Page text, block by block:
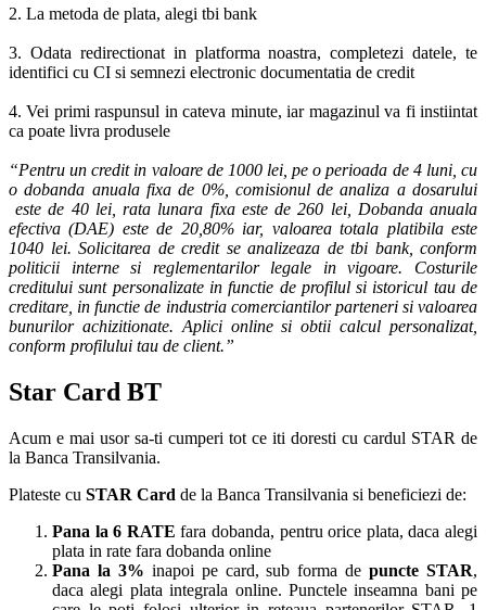
2. La metoda de plata, alegi tbi bank
3. Odata redirectionat in platforma noastra, completezi datele, te
identifici cu CI si semnezi electronic documentatia de credit
4. Vei primi raspunsul in cateva minute, iar magazinul va fi instiintat
ca poate livra produsele
“Pentru un credit in valoare de 1000 lei, pe o perioada de 4 luni, cu
o dobanda anuala fixa de 0%, comisionul de analiza a dosarului
este de 40 lei, rata lunara fixa este de 260 lei, Dobanda anuala
efectiva (DAE) este de 20,80% iar, valoarea totala platibila este
1040 lei. Solicitarea de credit se analizeaza de tbi bank, conform
politicii interne si reglementarilor legale in vigoare. Costurile
creditului sunt personalizate in functie de profilul si istoricul tau de
creditare, in functie de industria comerciantilor parteneri si valoarea
bunurilor achizitionate. Aplici online si obtii calcul personalizat,
conform profilului tau de client.”
Star Card BT
Acum e mai usor sa-ti cumperi tot ce iti doresti cu cardul STAR de
la Banca Transilvania.
Plateste cu STAR Card de la Banca Transilvania si beneficiezi de:
Pana la 6 RATE fara dobanda, pentru orice plata, daca alegi
plata in rate fara dobanda online
Pana la 3% inapoi pe card, sub forma depuncte STAR,
daca alegi plata integrala online. Punctele inseamna bani pe